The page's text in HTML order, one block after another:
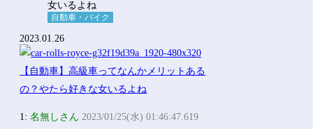
自動車・バイク
2023.01.26
1:名無しさん 2023/01/25(水) 01:46:47.619